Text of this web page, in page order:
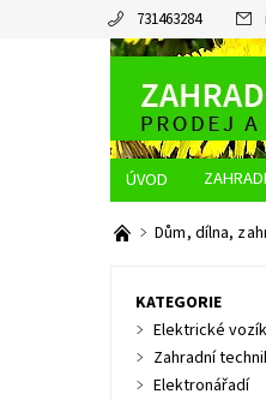
731463284
O NÁS
JAK
Dům, dílna,
KATEGORIE
Elektrické
Zahradní
Elektronářadí